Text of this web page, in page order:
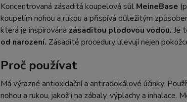
Koncentrovaná zásaditá koupelová sůl MeineBase
koupelím nohou a rukou a přispívá důležitým
která je inspirována zásaditou plodovou vodou. Je
od narození. Zásadité procedury ulevují nejen
Proč používat
Má výrazné antioxidační a antiradokálové účinky.
nohou a rukou, jakož i na zábaly, výplachy a inhalace.